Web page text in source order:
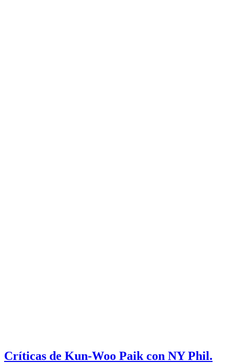
Críticas de Kun-Woo Paik con NY Phil.